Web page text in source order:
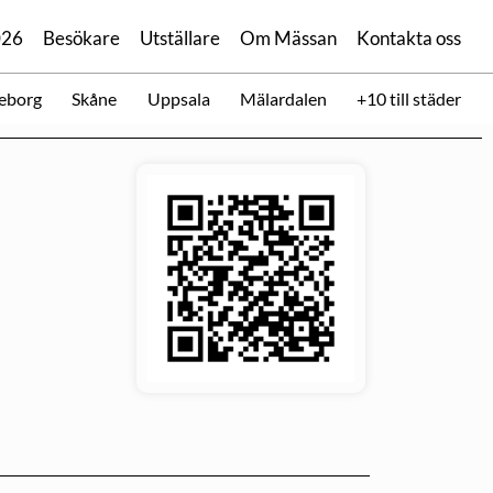
Besökare Utställare Om Mässan Kontakta oss
Skåne Uppsala Mälardalen +10 till städer